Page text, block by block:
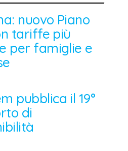
nuovo Piano
tariffe più
per famiglie e
pubblica il 19°
di